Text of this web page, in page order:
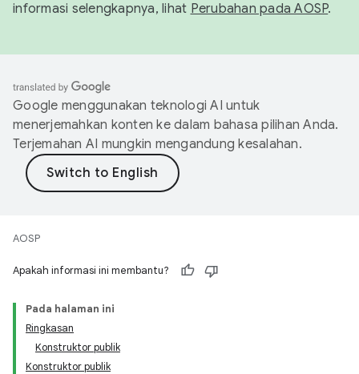
informasi selengkapnya, lihat Perubahan pada AOSP.
Google menggunakan teknologi AI untuk
menerjemahkan konten ke dalam bahasa pilihan Anda.
Terjemahan AI mungkin mengandung kesalahan.
AOSP
Apakah informasi ini membantu?
Pada halaman ini
Ringkasan
Konstruktor publik
Konstruktor publik